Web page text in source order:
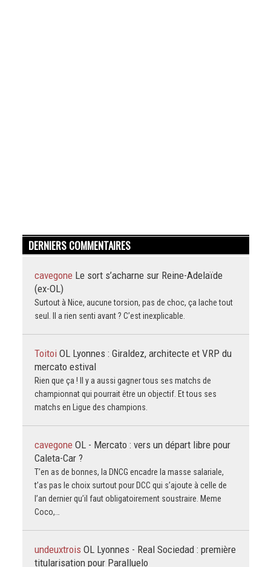
DERNIERS COMMENTAIRES
cavegone Le sort s’acharne sur Reine-Adelaïde
(ex-OL)
Surtout à Nice, aucune torsion, pas de choc, ça lache tout
seul. Il a rien senti avant ? C’est inexplicable.
Toitoi OL Lyonnes : Giraldez, architecte et VRP du
mercato estival
Rien que ça ! Il y a aussi gagner tous ses matchs de
championnat qui pourrait être un objectif. Et tous ses
matchs en Ligue des champions.
cavegone OL - Mercato : vers un départ libre pour
Caleta-Car ?
T’en as de bonnes, la DNCG encadre la masse salariale,
t’as pas le choix surtout pour DCC qui s’ajoute à celle de
l’an dernier qu’il faut obligatoirement soustraire. Meme
Coco,…
undeuxtrois OL Lyonnes - Real Sociedad : première
titularisation pour Paralluelo